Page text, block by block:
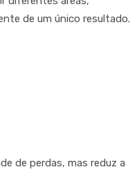
de um único resultado.
de perdas, mas reduz a